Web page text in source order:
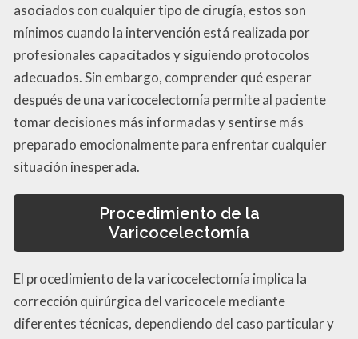
asociados con cualquier tipo de cirugía, estos son
mínimos cuando la intervención está realizada por
profesionales capacitados y siguiendo protocolos
adecuados. Sin embargo, comprender qué esperar
después de una varicocelectomía permite al paciente
tomar decisiones más informadas y sentirse más
preparado emocionalmente para enfrentar cualquier
situación inesperada.
Procedimiento de la
Varicocelectomía
El procedimiento de la varicocelectomía implica la
corrección quirúrgica del varicocele mediante
diferentes técnicas, dependiendo del caso particular y